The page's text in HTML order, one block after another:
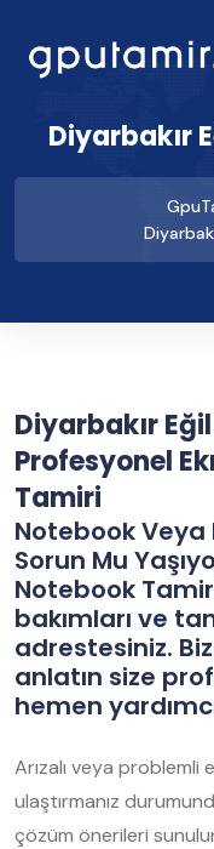
Diyarbakır
Diyarbakır
Profesyonel
Tamiri
Notebook Veya
Sorun Mu
Notebook Tamiri
bakımları ve
adrestesiniz.
anlatın size
hemen
Arızalı veya problemli
ulaştırmanız
çözüm önerileri